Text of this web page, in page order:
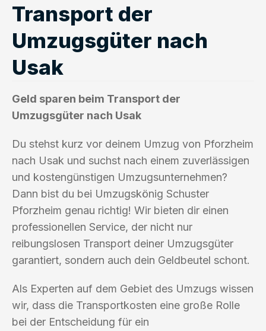
Transport der
Umzugsgüter nach
Usak
Geld sparen beim Transport der
Umzugsgüter nach Usak
Du stehst kurz vor deinem Umzug von Pforzheim
nach Usak und suchst nach einem zuverlässigen
und kostengünstigen Umzugsunternehmen?
Dann bist du bei Umzugskönig Schuster
Pforzheim genau richtig! Wir bieten dir einen
professionellen Service, der nicht nur
reibungslosen Transport deiner Umzugsgüter
garantiert, sondern auch dein Geldbeutel schont.
Als Experten auf dem Gebiet des Umzugs wissen
wir, dass die Transportkosten eine große Rolle
bei der Entscheidung für ein